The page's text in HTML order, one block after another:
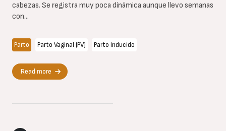
cabezas. Se registra muy poca dinámica aunque llevo semanas
con...
Parto Parto Vaginal (PV) Parto Inducido
Read more